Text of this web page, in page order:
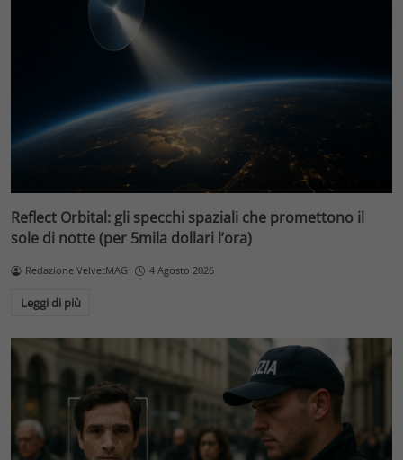
Reflect Orbital: gli specchi spaziali che promettono il
sole di notte (per 5mila dollari l’ora)
Redazione VelvetMAG 4 Agosto 2026
Leggi di più